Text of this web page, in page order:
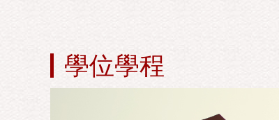
學位學程